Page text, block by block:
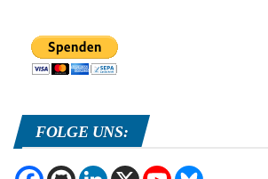
FOLGE UNS: